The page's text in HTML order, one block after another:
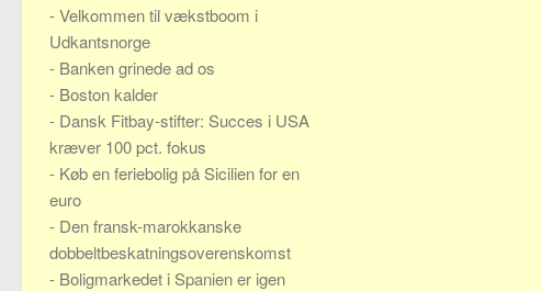
-Velkommen til vækstboom i
Udkantsnorge
- Banken grinede ad os
- Boston kalder
- Dansk Fitbay-stifter: Succes i USA
kræver 100 pct. fokus
- Køb en feriebolig på Sicilien for en
euro
- Den fransk-marokkanske
dobbeltbeskatningsoverenskomst
- Boligmarkedet i Spanien er igen